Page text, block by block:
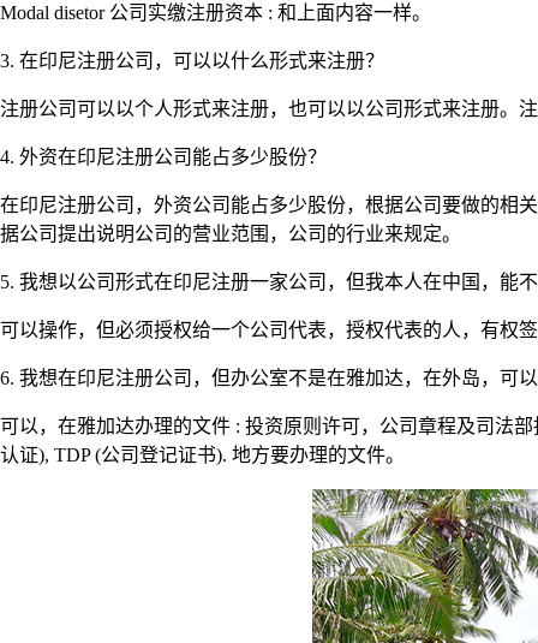
Modal disetor 公司实缴注册资本 : 和上面内容一样。
3. 在印尼注册公司，可以以什么形式来注册？
注册公司可以以个人形式来注册，也可以以公司形式来注册。
4. 外资在印尼注册公司能占多少股份？
在印尼注册公司，外资公司能占多少股份，根据公司要做的相
据公司提出说明公司的营业范围，公司的行业来规定。
5. 我想以公司形式在印尼注册一家公司，但我本人在中国，能
可以操作，但必须授权给一个公司代表，授权代表的人，有权
6. 我想在印尼注册公司，但办公室不是在雅加达，在外岛，可
可以，在雅加达办理的文件 : 投资原则许可，公司章程及司法
认证), TDP (公司登记证书). 地方要办理的文件。